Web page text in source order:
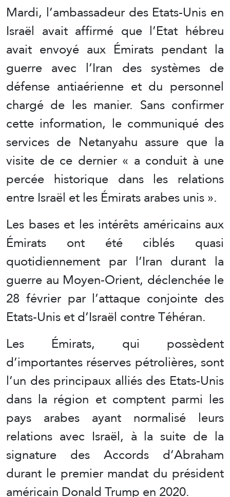
Mardi, l’ambassadeur des Etats-Unis en
Israël avait affirmé que l’Etat hébreu
avait envoyé aux Émirats pendant la
guerre avec l’Iran des systèmes de
défense antiaérienne et du personnel
chargé de les manier. Sans confirmer
cette information, le communiqué des
services de Netanyahu assure que la
visite de ce dernier « a conduit à une
percée historique dans les relations
entre Israël et les Émirats arabes unis ».
Les bases et les intérêts américains aux
Émirats ont été ciblés quasi
quotidiennement par l’Iran durant la
guerre au Moyen-Orient, déclenchée le
28 février par l’attaque conjointe des
Etats-Unis et d’Israël contre Téhéran.
Les Émirats, qui possèdent
d’importantes réserves pétrolières, sont
l’un des principaux alliés des Etats-Unis
dans la région et comptent parmi les
pays arabes ayant normalisé leurs
relations avec Israël, à la suite de la
signature des Accords d’Abraham
durant le premier mandat du président
américain Donald Trump en 2020.